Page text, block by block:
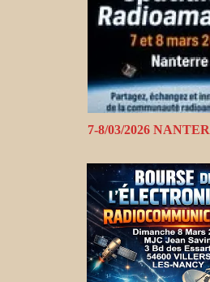
7-8/03/2026